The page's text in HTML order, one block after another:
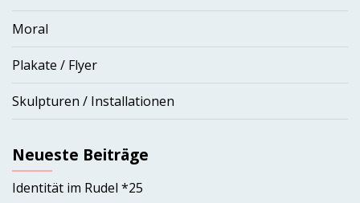
Moral
Plakate / Flyer
Skulpturen / Installationen
Neueste Beiträge
Identität im Rudel *25